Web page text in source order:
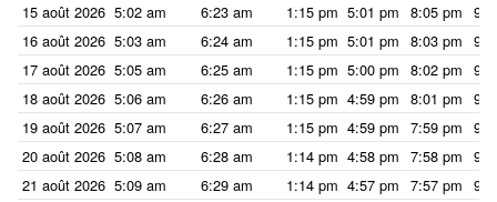
15 août 2026 5:02 am 6:23 am 1:15 pm 5:01 pm 8:05 pm
16 août 2026 5:03 am 6:24 am 1:15 pm 5:01 pm 8:03 pm
17 août 2026 5:05 am 6:25 am 1:15 pm 5:00 pm 8:02 pm
18 août 2026 5:06 am 6:26 am 1:15 pm 4:59 pm 8:01 pm
19 août 2026 5:07 am 6:27 am 1:15 pm 4:59 pm 7:59 pm
20 août 2026 5:08 am 6:28 am 1:14 pm 4:58 pm 7:58 pm
21 août 2026 5:09 am 6:29 am 1:14 pm 4:57 pm 7:57 pm